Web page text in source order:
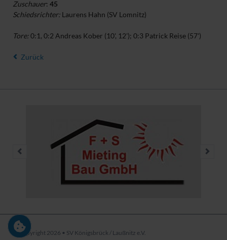
Zuschauer: 45
Schiedsrichter:Laurens Hahn (SV Lomnitz)
Tore:0:1, 0:2 Andreas Kober (10', 12'); 0:3 Patrick Reise (57')
Zurück
© Copyright 2026 • SV Königsbrück / Laußnitz e.V.